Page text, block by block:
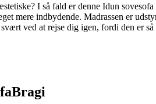
I så fald er denne Idun
mere indbydende. Madrassen er
svært ved at rejse dig igen, fordi den er
Bragi